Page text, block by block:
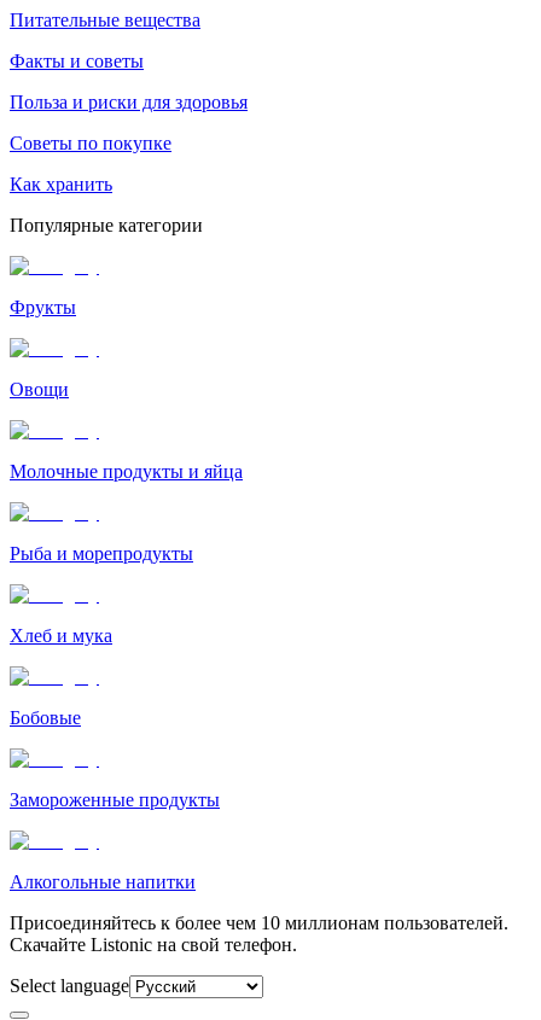
Питательные вещества
Факты и советы
Польза и риски для здоровья
Советы по покупке
Как хранить
Популярные категории
Фрукты
Овощи
Молочные продукты и яйца
Рыба и морепродукты
Хлеб и мука
Бобовые
Замороженные продукты
Алкогольные напитки
Присоединяйтесь к более чем 10 миллионам пользователей.
Скачайте Listonic на свой телефон.
Select language